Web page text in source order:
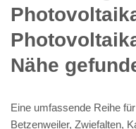
Nähe
Eine umfassende Reihe
Betzenweiler, Zwiefalten,